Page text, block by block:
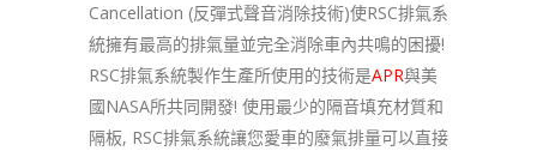
Cancellation (反彈式聲音消除技術)使RSC排氣系
統擁有最高的排氣量並完全消除車內共鳴的困擾!
RSC排氣系統製作生產所使用的技術是APR與美
國NASA所共同開發! 使用最少的隔音填充材質和
隔板, RSC排氣系統讓您愛車的廢氣排量可以直接